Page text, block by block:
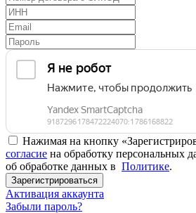
Нажимая на кнопку
согласие на обработку персональных
об обработке данных в Политике.
Зарегистрироваться
Активация аккаунта
Забыли пароль?